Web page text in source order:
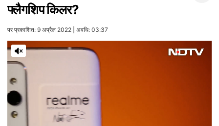
फ्लैगशिप किलर?
पर प्रकाशित: 9 अप्रैल 2022 | अवधि: 03:37